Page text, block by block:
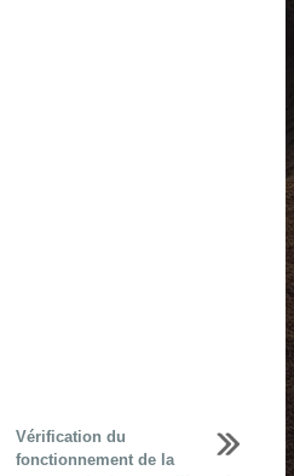
Vérification du
fonctionnement de la